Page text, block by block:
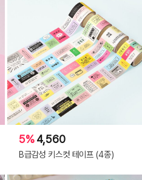
5%4,560
B급감성 키스컷 테이프 (4종)